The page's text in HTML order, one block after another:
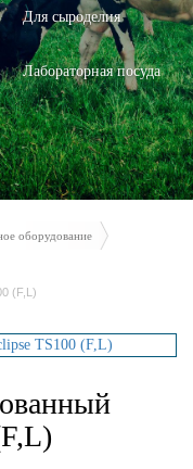
Для сыроделия
Лабораторная посуда
оборудование
(F,L)